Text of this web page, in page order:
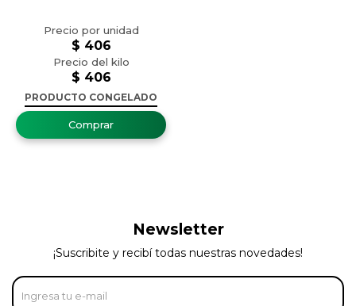
$ 406
$ 406
PRODUCTO CONGELADO
Newsletter
¡Suscribite y recibí todas nuestras novedades!